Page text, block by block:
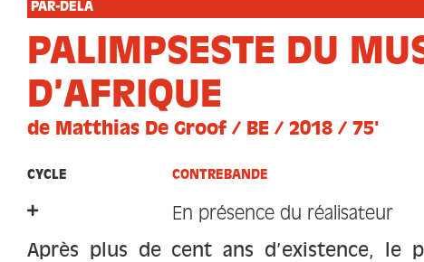
PAR-DELÀ
PALIMPSESTE DU
D’AFRIQUE
de Matthias De Groof / BE / 2018 / 75'
CYCLE CONTREBANDE
En présence du réalisateur
Après plus de cent ans d’existence, le